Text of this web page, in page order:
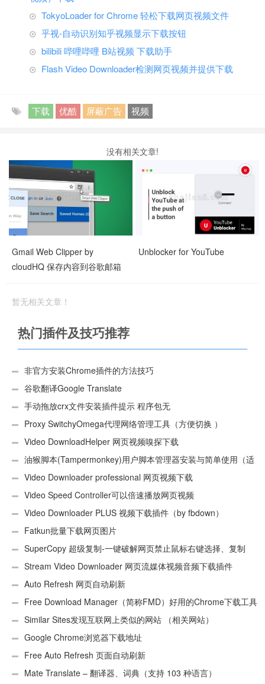
TokyoLoader for Chrome 轻松下载网页视频文件
乎视-自动识别知乎视频显示下载按钮
bilibili 哔哩哔哩 B站视频 下载助手
Flash Video Downloader检测网页视频并提供下载
下载 优酷 屏蔽广告 视频
没有相关文章!
Gmail Web Clipper by
cloudHQ 保存内容到谷歌邮箱
Unblocker for YouTube
暂无相关文章！
热门插件及技巧推荐
非官方安装Chrome插件的方法技巧
谷歌翻译Google Translate
手动拖放crx文件安装插件提示 程序包无
效:“CEX_HEADER_INVALID”的解决办法
Proxy SwitchyOmega代理网络管理工具（方便切换 ）
Video DownloadHelper 网页视频嗅探下载
油猴脚本(Tampermonkey)用户脚本管理器安装与简单使用（适
用Android）
Video Downloader professional 网页视频下载
Video Speed Controller可以倍速播放网页视频
Video Downloader PLUS 视频下载插件（by fbdown）
Fatkun批量下载网页图片
SuperCopy 超级复制-一键破解网页禁止鼠标右键选择、复制
Stream Video Downloader 网页流媒体视频音频下载插件
Auto Refresh 网页自动刷新
Free Download Manager（简称FMD）好用的Chrome下载工具
插件Similar Sites发现互联网上类似的网站 （相关网站）
Google Chrome浏览器下载地址
Free Auto Refresh 页面自动刷新
Mate Translate – 翻译器、词典（支持 103 种语言）